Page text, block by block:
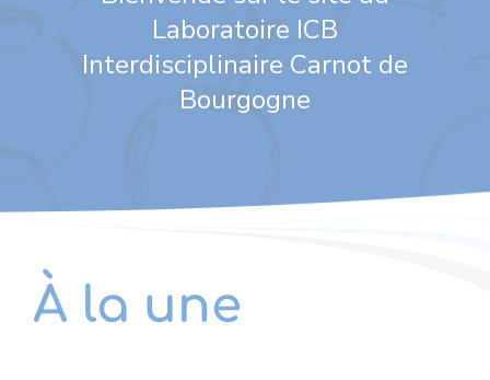
Laboratoire ICB
Interdisciplinaire Carnot de
Bourgogne
À la une